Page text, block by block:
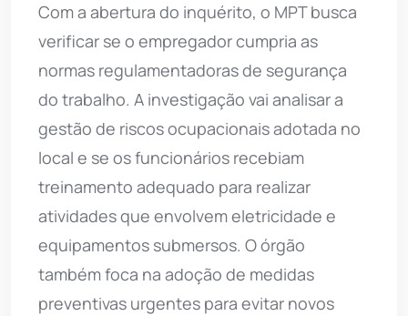
Com a abertura do inquérito, o MPT busca
verificar se o empregador cumpria as
normas regulamentadoras de segurança
do trabalho. A investigação vai analisar a
gestão de riscos ocupacionais adotada no
local e se os funcionários recebiam
treinamento adequado para realizar
atividades que envolvem eletricidade e
equipamentos submersos. O órgão
também foca na adoção de medidas
preventivas urgentes para evitar novos